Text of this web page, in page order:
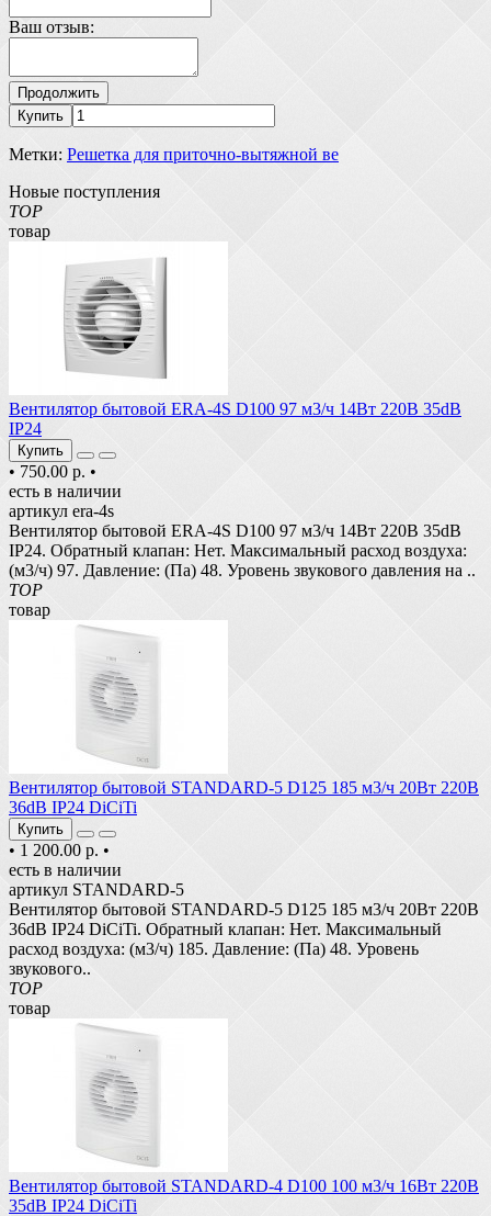
Ваш отзыв:
Продолжить
Купить
Метки: Решетка для приточно-вытяжной ве
Новые поступления
TOP
товар
Вентилятор бытовой ERA-4S D100 97 м3/ч 14Вт 220В 35dB
IP24
Купить
• 750.00 р. •
есть в наличии
артикул era-4s
Вентилятор бытовой ERA-4S D100 97 м3/ч 14Вт 220В 35dB
IP24. Обратный клапан: Нет. Максимальный расход воздуха:
(м3/ч) 97. Давление: (Па) 48. Уровень звукового давления на ..
TOP
товар
Вентилятор бытовой STANDARD-5 D125 185 м3/ч 20Вт 220В
36dB IP24 DiCiTi
Купить
• 1 200.00 р. •
есть в наличии
артикул STANDARD-5
Вентилятор бытовой STANDARD-5 D125 185 м3/ч 20Вт 220В
36dB IP24 DiCiTi. Обратный клапан: Нет. Максимальный
расход воздуха: (м3/ч) 185. Давление: (Па) 48. Уровень
звукового..
TOP
товар
Вентилятор бытовой STANDARD-4 D100 100 м3/ч 16Вт 220В
35dB IP24 DiCiTi